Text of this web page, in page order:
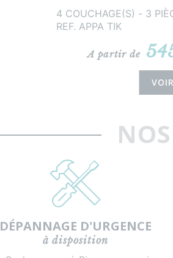
4
REF. APPA TIK
A partir de
VOIR
NOS
DÉPANNAGE D'URGENCE
à disposition